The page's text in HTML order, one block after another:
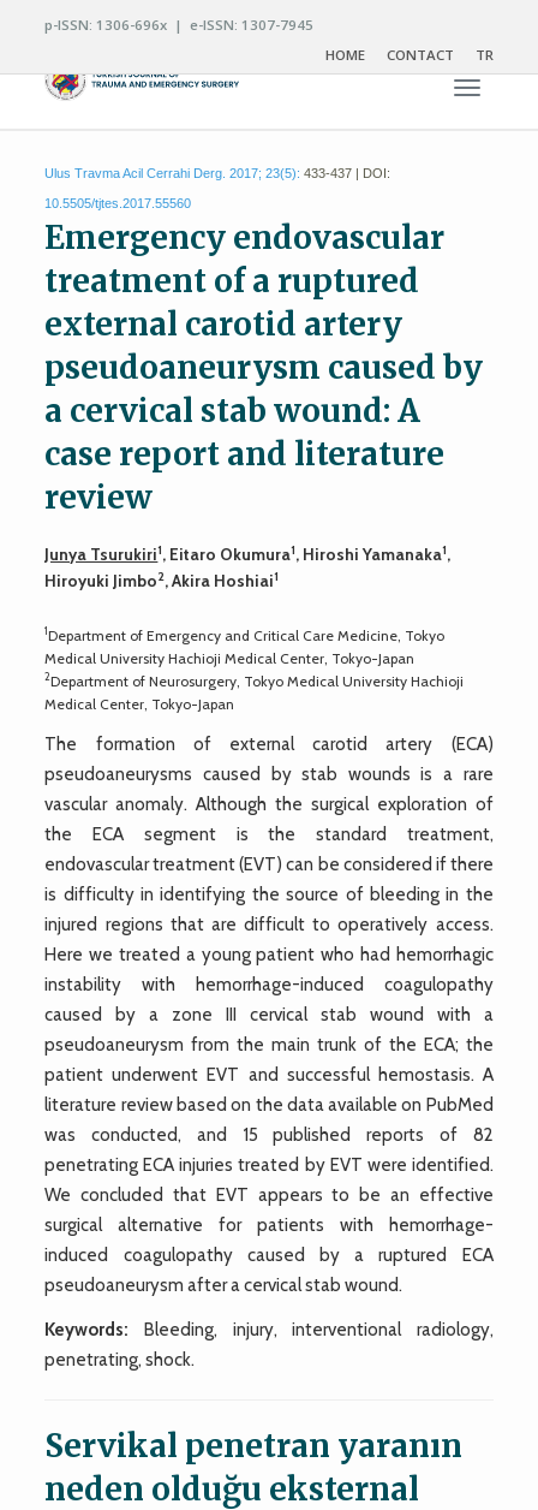
p-ISSN: 1306-696x | e-ISSN: 1307-7945
HOME
CONTACT TR
Toggle
Ulus Travma Acil Cerrahi Derg. 2017; 23(5): 433-437 | DOI:
10.5505/tjtes.2017.55560
Emergency endovascular
treatment of a ruptured
external carotid artery
pseudoaneurysm caused by
a cervical stab wound: A
case report and literature
review
Junya Tsurukiri1, Eitaro Okumura1, Hiroshi Yamanaka1,
Hiroyuki Jimbo2, Akira Hoshiai1
1Department of Emergency and Critical Care Medicine, Tokyo
Medical University Hachioji Medical Center, Tokyo-Japan
2Department of Neurosurgery, Tokyo Medical University Hachioji
Medical Center, Tokyo-Japan
The formation of external carotid artery (ECA)
pseudoaneurysms caused by stab wounds is a rare
vascular anomaly. Although the surgical exploration of
the ECA segment is the standard treatment,
endovascular treatment (EVT) can be considered if there
is difficulty in identifying the source of bleeding in the
injured regions that are difficult to operatively access.
Here we treated a young patient who had hemorrhagic
instability with hemorrhage-induced coagulopathy
caused by a zone III cervical stab wound with a
pseudoaneurysm from the main trunk of the ECA; the
patient underwent EVT and successful hemostasis. A
literature review based on the data available on PubMed
was conducted, and 15 published reports of 82
penetrating ECA injuries treated by EVT were identified.
We concluded that EVT appears to be an effective
surgical alternative for patients with hemorrhage-
induced coagulopathy caused by a ruptured ECA
pseudoaneurysm after a cervical stab wound.
Keywords: Bleeding, injury, interventional radiology,
penetrating, shock.
Servikal penetran yaranın
neden olduğu eksternal